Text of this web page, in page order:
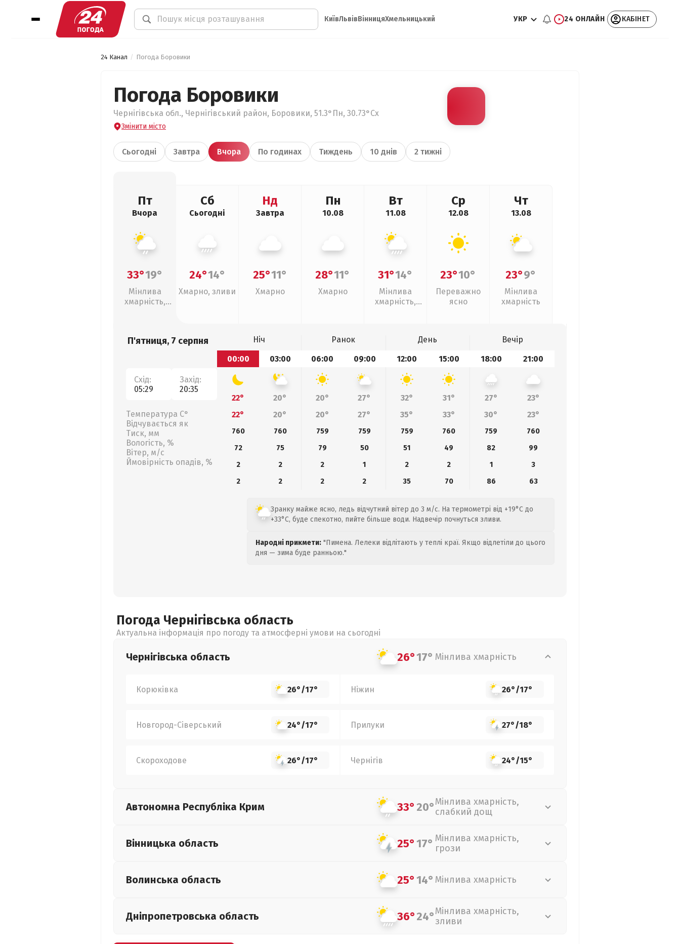
КиївЛьвівВінницяХмельницький УКР 24 ОНЛАЙН КАБІНЕТ
24 Канал Погода Боровики
Погода Боровики
Чернігівська обл., Чернігівський район, Боровики, 51.3°Пн, 30.73°Сх
Змінити місто
Сьогодні Завтра Вчора По годинах Тиждень 10 днів 2 тижні
Пт
Вчора
33°19°
Мінлива
хмарність,
Сб
Сьогодні
24°14°
Хмарно, зливи
Нд
Завтра
25°11°
Хмарно
Пн
10.08
28°11°
Хмарно
Вт
11.08
31°14°
Мінлива
хмарність,
Ср
12.08
23°10°
Переважно
ясно
Чт
13.08
23°9°
Мінлива
хмарність
П'ятниця, 7 серпня
Схід:
05:29
Захід:
20:35
Температура С°
Відчувається як
Тиск, мм
Вологість, %
Вітер, м/с
Ймовірність опадів, %
Ніч Ранок День
Вечір
00:00
03:00 06:00 09:00 12:00 15:00 18:00 21:00
22° 20° 20° 27° 32° 31° 27°
23°
22°
20° 20° 27° 35° 33° 30° 23°
760 760 759 759 759 760 759
760
72
75 79 50 51 49 82
99
2
2 2 1 2 2 1
3
2
2 2 2 35 70 86 63
Зранку майже ясно, ледь відчутний вітер до 3 м/с. На термометрі від +19°C до
+33°C, буде спекотно, пийте більше води. Надвечір почнуться зливи.
Народні прикмети: "Пимена. Лелеки відлітають у теплі краї. Якщо відлетіли до цього
дня — зима буде ранньою."
Погода Чернігівська область
Актуальна інформація про погоду та атмосферні умови на сьогодні
Чернігівська область 26°17° Мінлива хмарність
Корюківка 26°/17° Ніжин 26°/17°
Новгород-Сіверський 24°/17° Прилуки 27°/18°
Скороходове 26°/17° Чернігів 24°/15°
Автономна Республіка Крим 33°20°Мінлива хмарність,
слабкий дощ
Вінницька область 25°17° Мінлива хмарність,
грози
Волинська область 25°14° Мінлива хмарність
Дніпропетровська область 36°24°Мінлива хмарність,
зливи